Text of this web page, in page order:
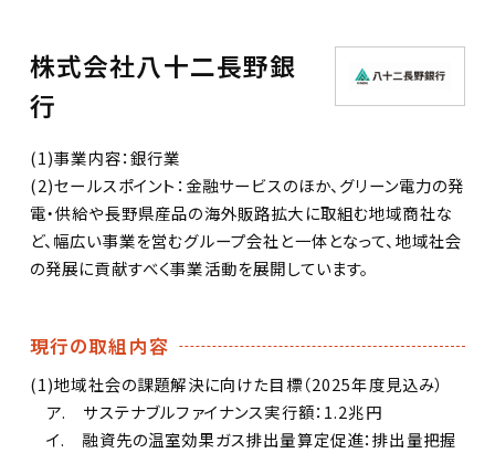
株式会社八十二長野銀
行
(1)事業内容：銀行業
(2)セールスポイント：金融サービスのほか、グリーン電力の発
電・供給や長野県産品の海外販路拡大に取組む地域商社な
ど、幅広い事業を営むグループ会社と一体となって、地域社会
の発展に貢献すべく事業活動を展開しています。
現行の取組内容
(1)地域社会の課題解決に向けた目標（2025年度見込み）
ア. サステナブルファイナンス実行額：1.2兆円
イ. 融資先の温室効果ガス排出量算定促進：排出量把握